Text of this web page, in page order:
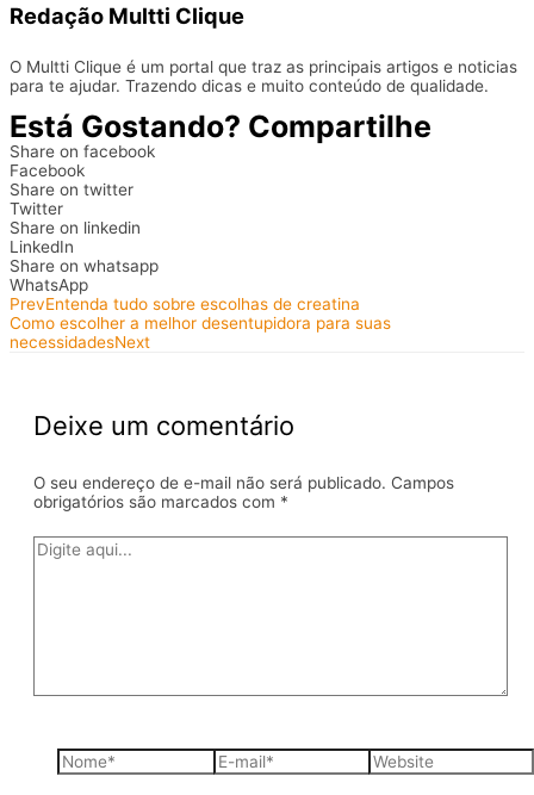
Redação Multti Clique
O Multti Clique é um portal que traz as principais artigos e noticias
para te ajudar. Trazendo dicas e muito conteúdo de qualidade.
Está Gostando? Compartilhe
Share on facebook
Facebook
Share on twitter
Twitter
Share on linkedin
LinkedIn
Share on whatsapp
WhatsApp
PrevEntenda tudo sobre escolhas de creatina
Como escolher a melhor desentupidora para suas
necessidadesNext
Deixe um comentário
O seu endereço de e-mail não será publicado. Campos
obrigatórios são marcados com *
Digite
aqui...
Nome*
E-
mail*
Website